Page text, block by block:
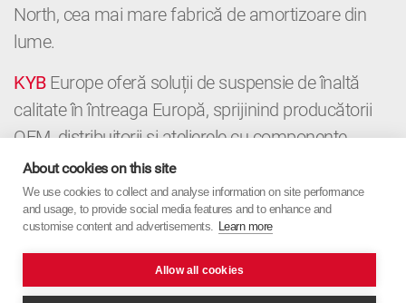
North, cea mai mare fabrică de amortizoare din
lume.
KYBEurope oferă soluții de suspensie de înaltă
calitate în întreaga Europă, sprijinind producătorii
OEM, distribuitorii și atelierele cu componente
premium și expertiză locală. De la OE la
Aftermarket,KYBEurope combină precizia
japoneză cu orientarea europeană.
About cookies on this site
We use cookies to collect and analyse information on site performance
and usage, to provide social media features and to enhance and
customise content and advertisements. Learn more
Allow all cookies